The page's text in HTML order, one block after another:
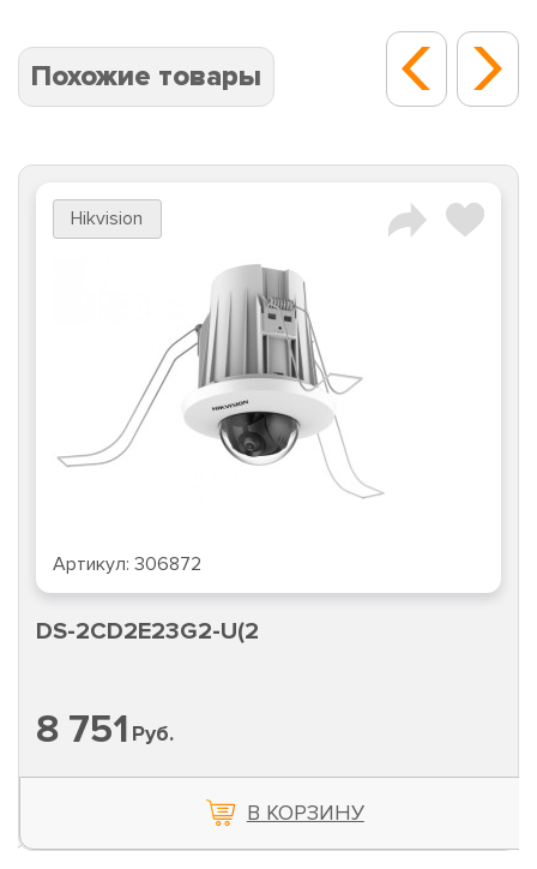
Похожие товары
Hikvision
Артикул: 306872
DS-2CD2E23G2-U(2
8 751 Руб.
В КОРЗИНУ